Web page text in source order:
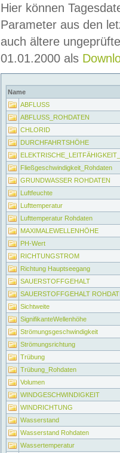
Hier können
Parameter aus den
auch ältere
01.01.2000 als
Name
ABFLUSS
ABFLUSS_ROHDATEN
CHLORID
DURCHFAHRTSHÖHE
Fließgeschwindigkeit_Rohdaten
GRUNDWASSER ROHDATEN
Luftfeuchte
Lufttemperatur
Lufttemperatur Rohdaten
MAXIMALEWELLENHÖHE
PH-Wert
RICHTUNGSTROM
Richtung Hauptseegang
SAUERSTOFFGEHALT
SAUERSTOFFGEHALT
Sichtweite
SignifikanteWellenhöhe
Strömungsgeschwindigkeit
Strömungsrichtung
Trübung
Trübung_Rohdaten
Volumen
WINDGESCHWINDIGKEIT
WINDRICHTUNG
Wasserstand
Wasserstand Rohdaten
Wassertemperatur